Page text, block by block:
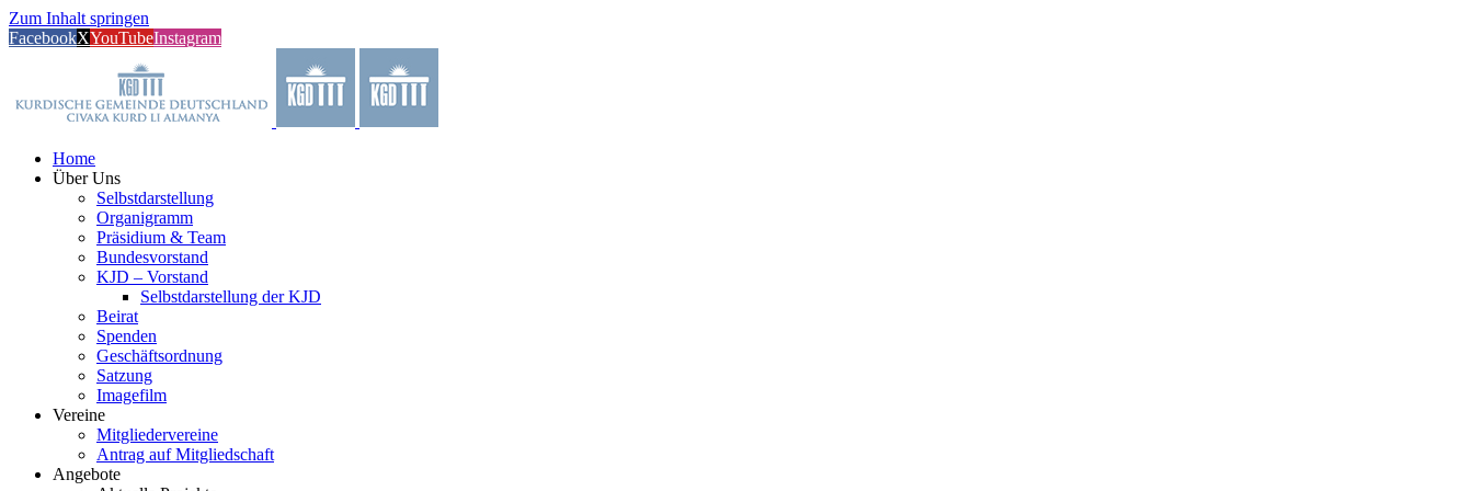
Zum Inhalt springen
FacebookXYouTubeInstagram
Home
Über Uns
Selbstdarstellung
Organigramm
Präsidium & Team
Bundesvorstand
KJD – Vorstand
Selbstdarstellung der KJD
Beirat
Spenden
Geschäftsordnung
Satzung
Imagefilm
Vereine
Mitgliedervereine
Antrag auf Mitgliedschaft
Angebote